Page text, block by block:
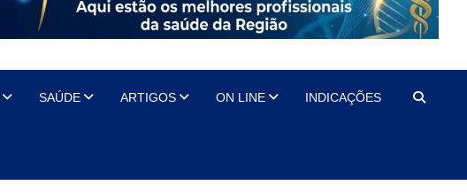
SAÚDE ARTIGOS ON LINE INDICAÇÕES